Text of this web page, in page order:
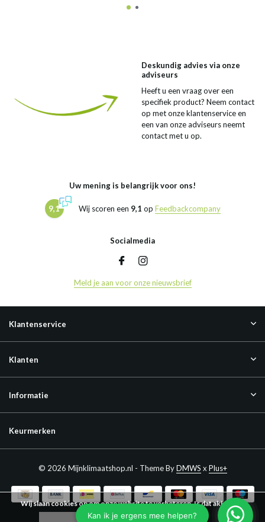
Deskundig advies via onze
adviseurs
Heeft u een vraag over een
specifiek product? Neem contact
op met onze klantenservice en
een van onze adviseurs neemt
contact met u op.
Uw mening is belangrijk voor ons!
9,1 Wij scoren een 9,1 op Feedbackcompany
Socialmedia
Meld je aan voor onze nieuwsbrief
Klantenservice
Klanten
Informatie
Keurmerken
© 2026 Mijnklimaatshop.nl - Theme ByDMWS x Plus+
Wij slaan cookies op om onze website te verbeteren. Is dat akkoord?